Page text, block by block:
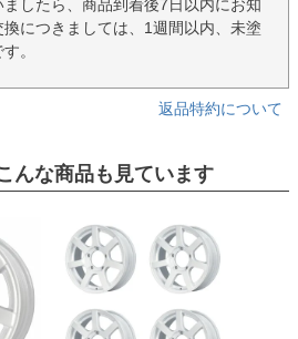
したら、商品到着後7日以内にお知
につきましては、1週間以内、未塗
。
返品特約について
んな商品も見ています